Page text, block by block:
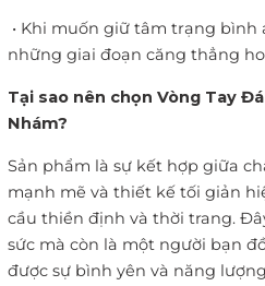
• Khi muốn giữ tâm trạng bình
những giai đoạn căng thẳng
Tại sao nên chọn Vòng Tay
Nhám?
Sản phẩm là sự kết hợp giữa
mạnh mẽ và thiết kế tối giản
cầu thiền định và thời trang.
sức mà còn là một người bạn
được sự bình yên và năng